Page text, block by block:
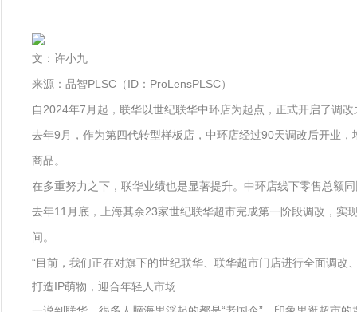
文：许小九
来源：品智PLSC（ID：ProLensPLSC）
自2024年7月起，联华以世纪联华中环店为起点，正式开启了调
去年9月，作为第四代转型样板店，中环店经过90天调改后开业
商品。
在多重努力之下，联华业绩也是显著提升。中环店线下零售总额
去年11月底，上海其余23家世纪联华超市完成第一阶段调改，实
间。
“目前，我们正在对旗下的世纪联华、联华超市门店进行全面调改
打造IP萌物，迎合年轻人市场